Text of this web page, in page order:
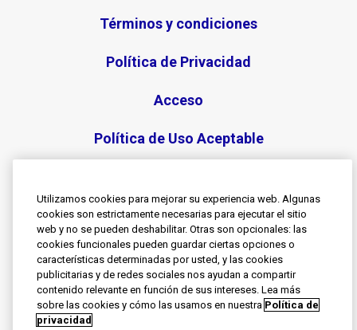
Términos y condiciones
Política de Privacidad
Acceso
Política de Uso Aceptable
© 2026 Grupo de Compañías de Haleon. Todos los
derechos reservados.
Marcas registradas son propiedad o licenciadas por
Haleon.
Este sitio está orientado a personas físicas residentes
Utilizamos cookies para mejorar su experiencia web. Algunas
cookies son estrictamente necesarias para ejecutar el sitio
web y no se pueden deshabilitar. Otras son opcionales: las
cookies funcionales pueden guardar ciertas opciones o
características determinadas por usted, y las cookies
publicitarias y de redes sociales nos ayudan a compartir
contenido relevante en función de sus intereses. Lea más
sobre las cookies y cómo las usamos en nuestra Política de
privacidad